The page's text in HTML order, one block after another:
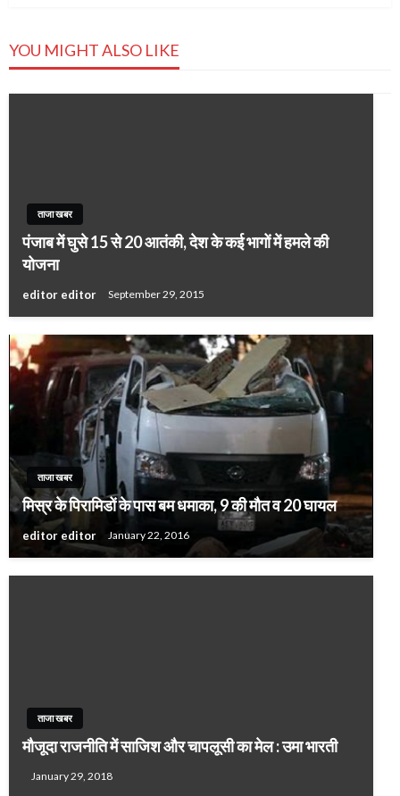
YOU MIGHT ALSO LIKE
ताजा खबर
पंजाब में घुसे 15 से 20 आतंकी, देश के कई भागों में हमले की
योजना
editor editor September 29, 2015
ताजा खबर
मिस्र के पिरामिडों के पास बम धमाका, 9 की मौत व 20 घायल
editor editor January 22, 2016
ताजा खबर
मौजूदा राजनीति में साजिश और चापलूसी का मेल : उमा भारती
January 29, 2018